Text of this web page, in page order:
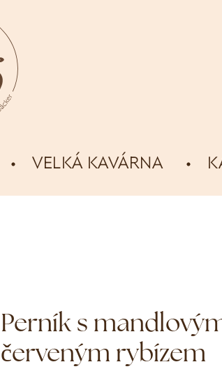
VELKÁ KAVÁRNA
Perník s
červeným rybízem